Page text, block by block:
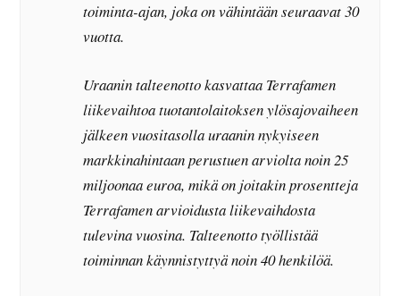
toiminta-ajan, joka on vähintään seuraavat 30
vuotta.
Uraanin talteenotto kasvattaa Terrafamen
liikevaihtoa tuotantolaitoksen ylösajovaiheen
jälkeen vuositasolla uraanin nykyiseen
markkinahintaan perustuen arviolta noin 25
miljoonaa euroa, mikä on joitakin prosentteja
Terrafamen arvioidusta liikevaihdosta
tulevina vuosina. Talteenotto työllistää
toiminnan käynnistyttyä noin 40 henkilöä.